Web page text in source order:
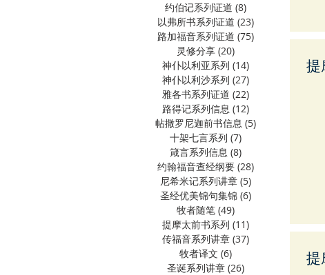
约伯记系列证道 (8)
以弗所书系列证道 (23)
路加福音系列证道 (75) 75 篇文章
灵修分享 (20)
神仆以利亚系列 (14)
神仆以利沙系列 (27)
雅各书系列证道 (22)
路得记系列信息 (12)
帖撒罗尼迦前书信息 (5)
十架七言系列 (7)
箴言系列信息 (8)
约翰福音查经纲要 (28)
尼希米记系列讲章 (5)
圣经优美锦句集锦 (6)
牧者随笔 (49)
提摩太前书系列 (11) 11 篇文章
传福音系列讲章 (37)
牧者译文 (6)
圣诞系列讲章 (26)
提
提